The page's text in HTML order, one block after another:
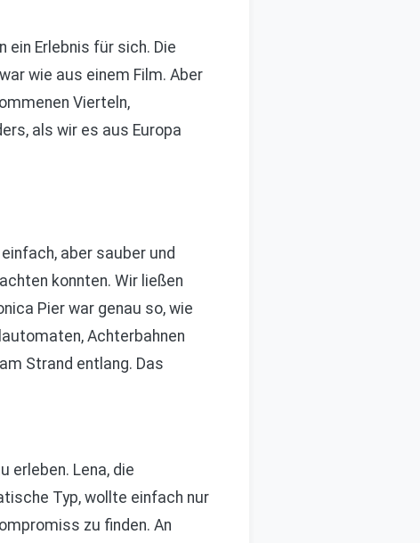
ein Erlebnis für sich. Die
wie aus einem Film. Aber
Vierteln,
als wir es aus Europa
aber sauber und
konnten. Wir ließen
Pier war genau so, wie
Achterbahnen
Strand entlang. Das
erleben. Lena, die
Typ, wollte einfach nur
zu finden. An